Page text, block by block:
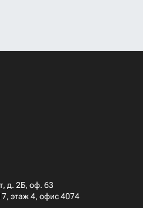
д. 2Б, оф. 63
этаж 4, офис 4074